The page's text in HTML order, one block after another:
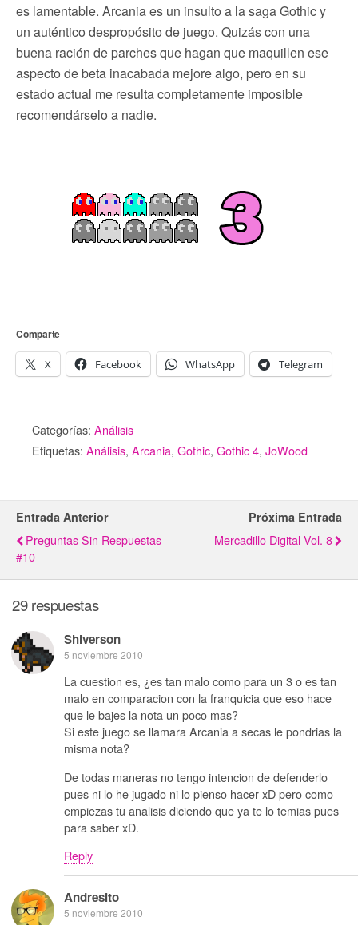
es lamentable. Arcania es un insulto a la saga Gothic y
un auténtico despropósito de juego. Quizás con una
buena ración de parches que hagan que maquillen ese
aspecto de beta inacabada mejore algo, pero en su
estado actual me resulta completamente imposible
recomendárselo a nadie.
Comparte
X Facebook WhatsApp Telegram
Categorías: Análisis
Etiquetas: Análisis, Arcania, Gothic, Gothic 4, JoWood
Entrada Anterior
Preguntas Sin Respuestas
#10
Próxima Entrada
Mercadillo Digital Vol. 8
29 respuestas
Shiverson
5 noviembre 2010
La cuestion es, ¿es tan malo como para un 3 o es tan
malo en comparacion con la franquicia que eso hace
que le bajes la nota un poco mas?
Si este juego se llamara Arcania a secas le pondrias la
misma nota?
De todas maneras no tengo intencion de defenderlo
pues ni lo he jugado ni lo pienso hacer xD pero como
empiezas tu analisis diciendo que ya te lo temias pues
para saber xD.
Reply
Andresito
5 noviembre 2010